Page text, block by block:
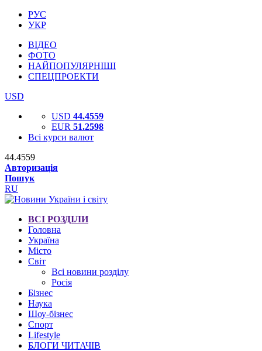
РУС
УКР
ВІДЕО
ФОТО
НАЙПОПУЛЯРНІШІ
СПЕЦПРОЕКТИ
USD
USD 44.4559
EUR 51.2598
Всі курси валют
44.4559
Авторизація
Пошук
RU
ВСІ РОЗДІЛИ
Головна
Україна
Місто
Світ
Всі новини розділу
Росія
Бізнес
Наука
Шоу-бізнес
Спорт
Lifestyle
БЛОГИ ЧИТАЧІВ